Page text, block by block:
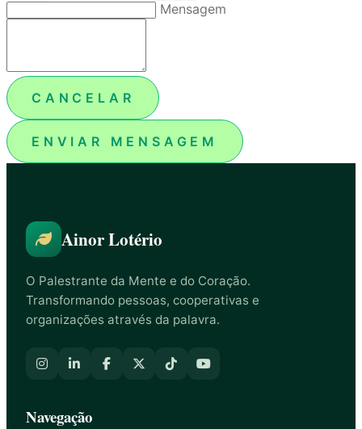
Mensagem
CANCELAR
ENVIAR MENSAGEM
Ainor Lotério
O Palestrante da Mente e do Coração.
Transformando pessoas, cooperativas e
organizações através da palavra.
Navegação